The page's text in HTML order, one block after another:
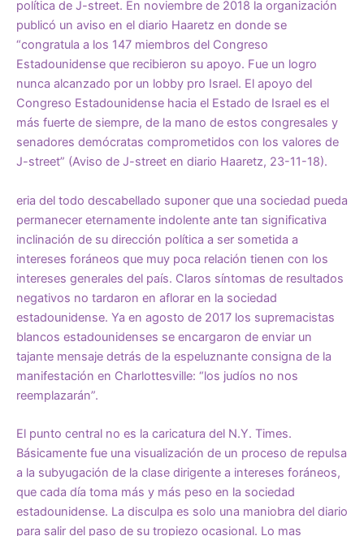
política de J-street. En noviembre de 2018 la organización
publicó un aviso en el diario Haaretz en donde se
“congratula a los 147 miembros del Congreso
Estadounidense que recibieron su apoyo. Fue un logro
nunca alcanzado por un lobby pro Israel. El apoyo del
Congreso Estadounidense hacia el Estado de Israel es el
más fuerte de siempre, de la mano de estos congresales y
senadores demócratas comprometidos con los valores de
J-street” (Aviso de J-street en diario Haaretz, 23-11-18).
eria del todo descabellado suponer que una sociedad pueda
permanecer eternamente indolente ante tan significativa
inclinación de su dirección política a ser sometida a
intereses foráneos que muy poca relación tienen con los
intereses generales del país. Claros síntomas de resultados
negativos no tardaron en aflorar en la sociedad
estadounidense. Ya en agosto de 2017 los supremacistas
blancos estadounidenses se encargaron de enviar un
tajante mensaje detrás de la espeluznante consigna de la
manifestación en Charlottesville: “los judíos no nos
reemplazarán”.
El punto central no es la caricatura del N.Y. Times.
Básicamente fue una visualización de un proceso de repulsa
a la subyugación de la clase dirigente a intereses foráneos,
que cada día toma más y más peso en la sociedad
estadounidense. La disculpa es solo una maniobra del diario
para salir del paso de su tropiezo ocasional. Lo mas